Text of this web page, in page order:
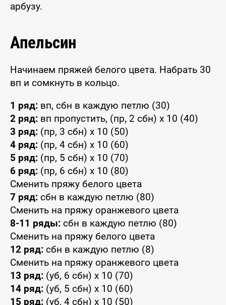
арбузу.
Апельсин
Начинаем пряжей белого цвета. Набрать 30
вп и сомкнуть в кольцо.
1 ряд: вп, сбн в каждую петлю (30)
2 ряд: вп пропустить, (пр, 2 сбн) x 10 (40)
3 ряд: (пр, 3 сбн) x 10 (50)
4 ряд: (пр, 4 сбн) x 10 (60)
5 ряд: (пр, 5 сбн) x 10 (70)
6 ряд: (пр, 6 сбн) x 10 (80)
Сменить пряжу белого цвета
7 ряд: сбн в каждую петлю (80)
Сменить на пряжу оранжевого цвета
8-11 ряды: сбн в каждую петлю (80)
Сменить на пряжу белого цвета
12 ряд: сбн в каждую петлю (8)
Сменить на пряжу оранжевого цвета
13 ряд: (уб, 6 сбн) x 10 (70)
14 ряд: (уб, 5 сбн) x 10 (60)
15 ряд: (уб, 4 сбн) x 10 (50)